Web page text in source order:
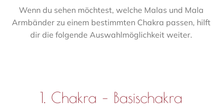
Wenn du sehen möchtest, welche Malas und Mala
Armbänder zu einem bestimmten Chakra passen, hilft
dir die folgende Auswahlmöglichkeit weiter.
1. Chakra – Basischakra